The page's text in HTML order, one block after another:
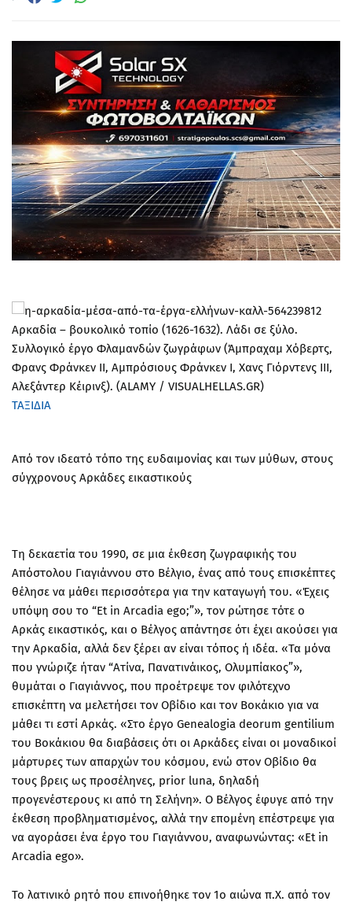
Αρκαδία – βουκολικό τοπίο (1626-1632). Λάδι σε ξύλο.
Συλλογικό έργο Φλαμανδών ζωγράφων (Άμπραχαμ Χόβερτς,
Φρανς Φράνκεν ΙΙ, Αμπρόσιους Φράνκεν Ι, Χανς Γιόρντενς ΙΙΙ,
Αλεξάντερ Κέιρινξ). (ALAMY / VISUALHELLAS.GR)
ΤΑΞΙΔΙΑ
Από τον ιδεατό τόπο της ευδαιμονίας και των μύθων, στους
σύγχρονους Αρκάδες εικαστικούς
Τη δεκαετία του 1990, σε μια έκθεση ζωγραφικής του
Απόστολου Γιαγιάννου στο Βέλγιο, ένας από τους επισκέπτες
θέλησε να μάθει περισσότερα για την καταγωγή του. «Έχεις
υπόψη σου το “Et in Arcadia ego;”», τον ρώτησε τότε ο
Αρκάς εικαστικός, και ο Βέλγος απάντησε ότι έχει ακούσει για
την Αρκαδία, αλλά δεν ξέρει αν είναι τόπος ή ιδέα. «Τα μόνα
που γνώριζε ήταν “Ατίνα, Πανατινάικος, Ολυμπίακος”»,
θυμάται ο Γιαγιάννος, που προέτρεψε τον φιλότεχνο
επισκέπτη να μελετήσει τον Οβίδιο και τον Βοκάκιο για να
μάθει τι εστί Αρκάς. «Στο έργο Genealogia deorum gentilium
του Βοκάκιου θα διαβάσεις ότι οι Αρκάδες είναι οι μοναδικοί
μάρτυρες των απαρχών του κόσμου, ενώ στον Οβίδιο θα
τους βρεις ως προσέληνες, prior luna, δηλαδή
προγενέστερους κι από τη Σελήνη». Ο Βέλγος έφυγε από την
έκθεση προβληματισμένος, αλλά την επομένη επέστρεψε για
να αγοράσει ένα έργο του Γιαγιάννου, αναφωνώντας: «Et in
Arcadia ego».
Το λατινικό ρητό που επινοήθηκε τον 1ο αιώνα π.Χ. από τον